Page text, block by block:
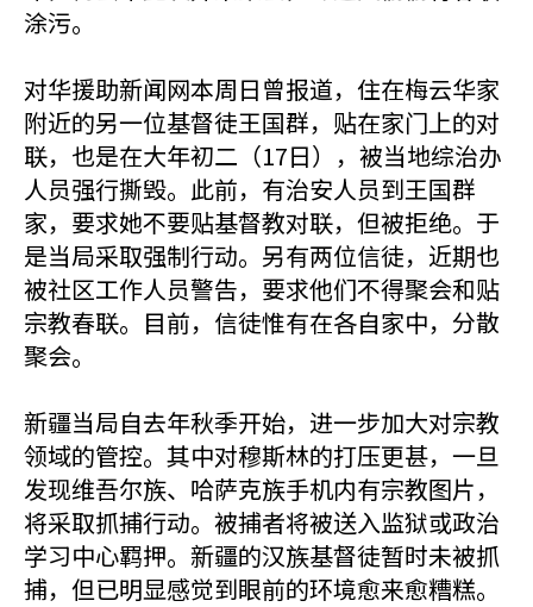
涂污。
对华援助新闻网本周日曾报道，住在梅云华家
附近的另一位基督徒王国群，贴在家门上的对
联，也是在大年初二（17日），被当地综治办
人员强行撕毁。此前，有治安人员到王国群
家，要求她不要贴基督教对联，但被拒绝。于
是当局采取强制行动。另有两位信徒，近期也
被社区工作人员警告，要求他们不得聚会和贴
宗教春联。目前，信徒惟有在各自家中，分散
聚会。
新疆当局自去年秋季开始，进一步加大对宗教
领域的管控。其中对穆斯林的打压更甚，一旦
发现维吾尔族、哈萨克族手机内有宗教图片，
将采取抓捕行动。被捕者将被送入监狱或政治
学习中心羁押。新疆的汉族基督徒暂时未被抓
捕，但已明显感觉到眼前的环境愈来愈糟糕。